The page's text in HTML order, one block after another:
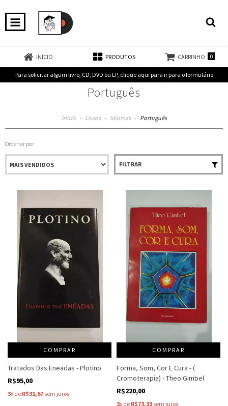
INÍCIO PRODUTOS CARRINHO 0
Para solicitar algum livro, CD, DVD ou LP, clique aqui para ir para o formulário
Português
Início - Livros - Idiomas - Português
Ordenar por
FILTRAR
COMPRAR
Tratados Das Eneadas - Plotino
R$95,00
3x de R$31,67 sem juros
COMPRAR
Forma, Som, Cor E Cura - (
Cromoterapia) - Theo Gimbel
R$220,00
3x de R$73,33 sem juros